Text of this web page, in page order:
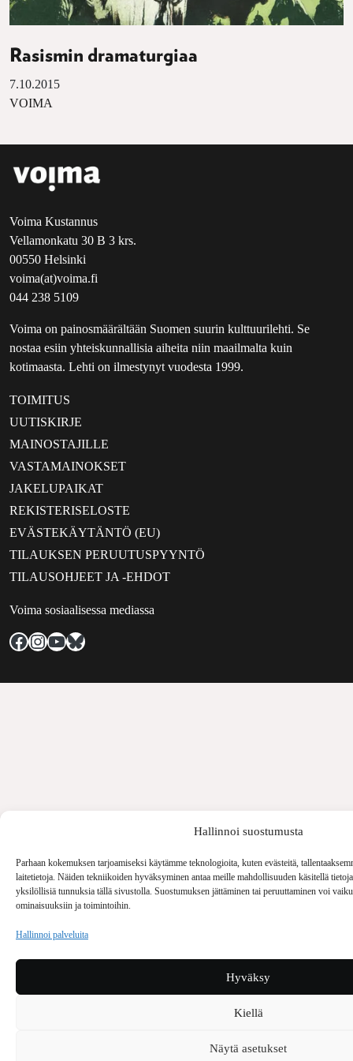
Hallinnoi suostumusta
Parhaan kokemuksen tarjoamiseksi käytämme teknologioita, kuten evästeitä,
laitetietoja. Näiden tekniikoiden hyväksyminen antaa meille mahdollisuuden käsitellä
yksilöllisiä tunnuksia tällä sivustolla. Suostumuksen jättäminen tai peruuttaminen voi
ominaisuuksiin ja toimintoihin.
Hallinnoi palveluita
Hyväksy
Kiellä
Näytä asetukset
Rasismin dramaturgiaa
7.10.2015
VOIMA
Voima Kustannus
Vellamonkatu 30 B 3 krs.
00550 Helsinki
voima(at)voima.fi
044 238 5109
Voima on painosmäärältään Suomen suurin kulttuurilehti. Se
nostaa esiin yhteiskunnallisia aiheita niin maailmalta kuin
kotimaasta. Lehti on ilmestynyt vuodesta 1999.
TOIMITUS
UUTISKIRJE
MAINOSTAJILLE
VASTAMAINOKSET
JAKELUPAIKAT
REKISTERISELOSTE
EVÄSTEKÄYTÄNTÖ (EU)
TILAUKSEN PERUUTUSPYYNTÖ
TILAUSOHJEET JA -EHDOT
Voima sosiaalisessa mediassa
Facebook
Instagram
YouTube
Bluesky